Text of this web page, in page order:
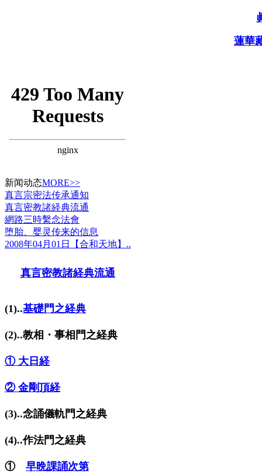
蓮華
新闻动态MORE>>
真言宗密法传承通知
真言密教諸経典流通
網路三時繫念法會
堕胎、婴灵传来的信息
2008年04月01日【合和天地】..
真言密教諸経典流通
(1)..基礎門之経典
(2)..教相・事相門之経典
① 大日経
② 金剛頂経
(3)..念誦儀軌門之経典
(4)..作法門之経典
① 早晩課誦次第